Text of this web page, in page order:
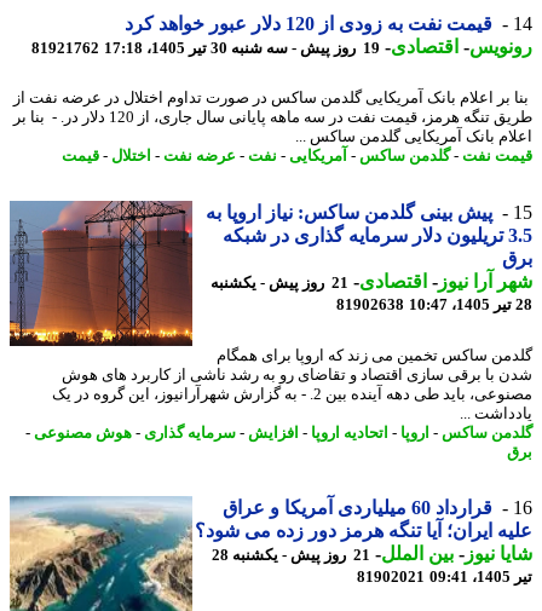
قیمت نفت به زودی از 120 دلار عبور خواهد کرد
-اقتصادی-19 روز پیش - سه شنبه 30 تیر 1405، 17:18 81921762
بر اعلام بانک آمریکایی گلدمن ساکس در صورت تداوم اختلال در عرضه نفت از
طریق تنگه هرمز، قیمت نفت در سه ماهه پایانی سال جاری، از 120 دلار در. - بنا بر
بانک آمریکایی گلدمن ساکس ...
نفت -گلدمن ساکس-آمریکایی-نفت -عرضه نفت -اختلال-قیمت
پیش بینی گلدمن ساکس: نیاز اروپا به
3.5 تریلیون دلار سرمایه گذاری در شبکه
آرا نیوز-اقتصادی-
21 روز پیش - یکشنبه
81902638
ساکس تخمین می زند که اروپا برای همگام
با برقی سازی اقتصاد و تقاضای رو به رشد ناشی از کاربرد های هوش
مصنوعی، باید طی دهه آینده بین 2. - به گزارش شهرآرانیوز، این گروه در یک
...
ساکس-اروپا - اتحادیه اروپا - افزایش -سرمایه گذاری- هوش مصنوعی-
قرارداد 60 میلیاردی آمریکا و عراق
ایران؛ آیا تنگه هرمز دور زده می شود؟
نیوز-بین الملل-
21 روز پیش - یکشنبه 28
81902021